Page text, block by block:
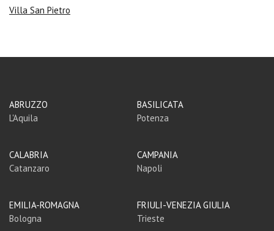
Villa San Pietro
ABRUZZO
L'Aquila
BASILICATA
Potenza
CALABRIA
Catanzaro
CAMPANIA
Napoli
EMILIA-ROMAGNA
Bologna
FRIULI-VENEZIA GIULIA
Trieste